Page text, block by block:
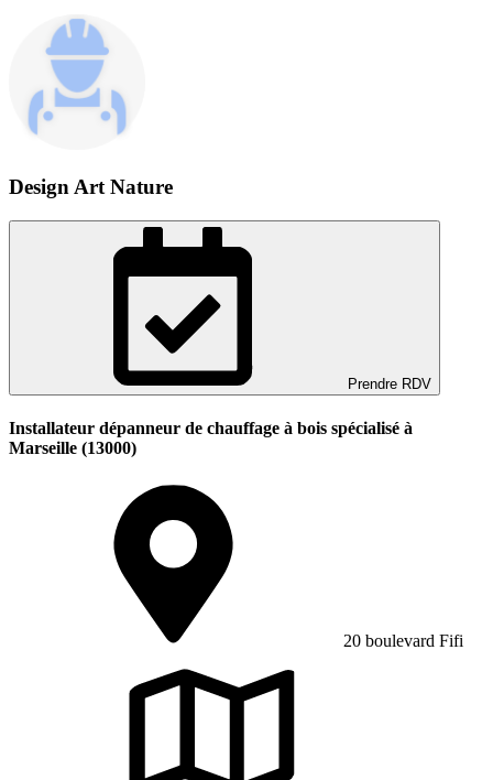
Design Art Nature
Prendre RDV
Installateur dépanneur de chauffage à bois spécialisé à
Marseille (13000)
20 boulevard Fifi